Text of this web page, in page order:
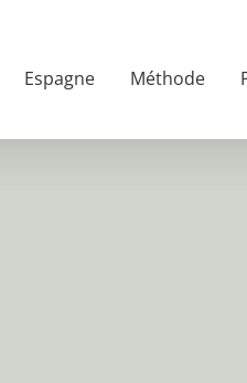
Espagne Méthode